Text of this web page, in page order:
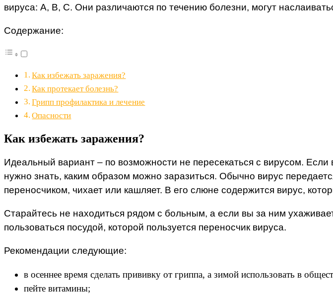
вируса: A, B, C. Они различаются по течению болезни, могут
Содержание:
Как избежать заражения?
Как протекает болезнь?
Грипп профилактика и лечение
Опасности
Как избежать заражения?
Идеальный вариант – по возможности не пересекаться с вирусом.
нужно знать, каким образом можно заразиться. Обычно вирус
переносчиком, чихает или кашляет. В его слюне содержится вирус,
Старайтесь не находиться рядом с больным, а если вы за ним
пользоваться посудой, которой пользуется переносчик вируса.
Рекомендации следующие:
в осеннее время сделать прививку от гриппа, а зимой использовать в
пейте витамины;